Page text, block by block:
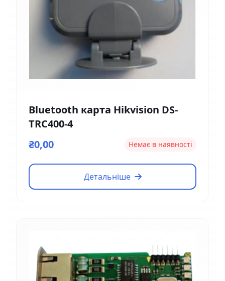
Bluetooth карта Hikvision DS-
TRC400-4
₴0,00
Немає в наявності
Детальніше